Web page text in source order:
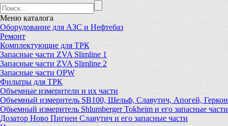
Меню каталога
Оборудование для АЗС и Нефтебаз
Ремонт
Комплектующие для ТРК
Запасные части ZVA Slimline 1
Запасные части ZVA Slimline 2
Запасные части OPW
Фильтры для ТРК
Объемные измерители и их части
Объемный измеритель SB100, Шельф, Славутич, Апогей, Геркон
Обьемный измеритель Shlumberger Tokheim и его запасные части
Дозатор Ново Пигнен Славутич и его запасные части